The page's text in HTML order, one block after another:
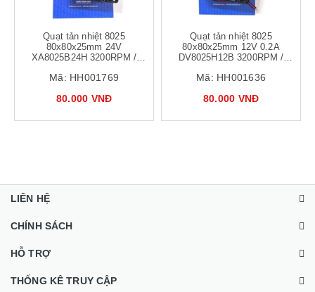
Quạt tản nhiệt 8025
80x80x25mm 24V
XA8025B24H 3200RPM /
trục vòng bi
Mã: HH001769
80.000 VNĐ
Quạt tản nhiệt 8025
80x80x25mm 12V 0.2A
DV8025H12B 3200RPM /
trục vòng bi
Mã: HH001636
80.000 VNĐ
LIÊN HỆ
CHÍNH SÁCH
HỖ TRỢ
THỐNG KÊ TRUY CẬP